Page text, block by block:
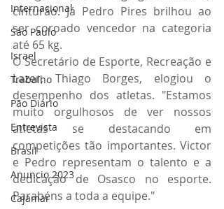
Internacional
São Paulo
Israel
Trabalho
Pão Diário
Entrevista
Brasil
Anuncio 2023
Cajamar
cinturão. Já Pedro Pires brilhou ao
ser coroado vencedor na categoria
até 65 kg.
O Secretário de Esporte, Recreação e
Lazer, Thiago Borges, elogiou o
desempenho dos atletas. "Estamos
muito orgulhosos de ver nossos
atletas se destacando em
competições tão importantes. Victor
e Pedro representam o talento e a
dedicação de Osasco no esporte.
Parabéns a toda a equipe."